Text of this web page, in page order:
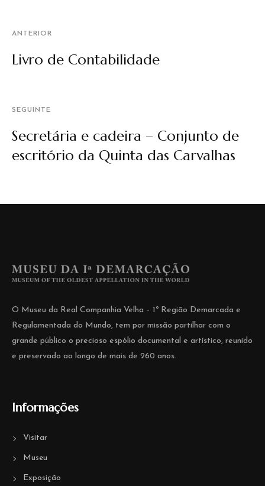
ANTERIOR
Livro de Contabilidade
SEGUINTE
Secretária e cadeira – Conjunto de
escritório da Quinta das Carvalhas
O Museu da Real Companhia Velha – 1º Região Demarcada e
Regulamentada do Mundo, tem por missão partilhar com o
grande público o precioso espólio documental e artístico, reunido
e preservado ao longo de mais de 260 anos.
Informações
Visitar
Museu
Exposição